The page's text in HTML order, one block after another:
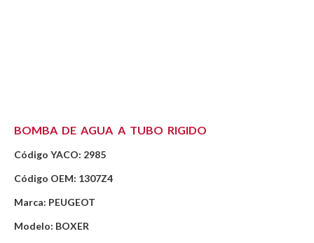
BOMBA DE AGUA A TUBO RIGIDO
Código YACO: 2985
Código OEM: 1307Z4
Marca: PEUGEOT
Modelo: BOXER